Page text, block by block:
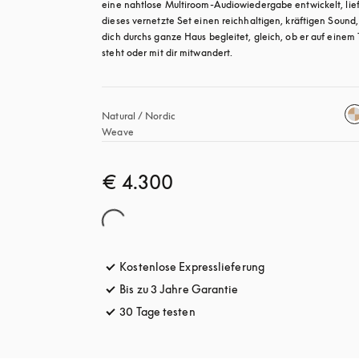
eine nahtlose Multiroom-Audiowiedergabe entwickelt,
dieses vernetzte Set einen reichhaltigen, kräftigen
dich durchs ganze Haus begleitet, gleich, ob er auf einem
steht oder mit dir mitwandert.
Natural / Nordic
Weave
€ 4.300
Kostenlose Expresslieferungöffnet sich in
Bis zu 3 Jahre Garantie
30 Tage testen